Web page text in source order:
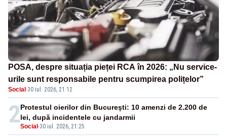
POSA, despre situația pieței RCA în 2026: „Nu service-
urile sunt responsabile pentru scumpirea polițelor”
Social ·30 iul. 2026, 21:12
2Social -30 iul. 2026, 21:25
Protestul oierilor din Bucureşti: 10 amenzi de 2.200 de
lei, după incidentele cu jandarmii